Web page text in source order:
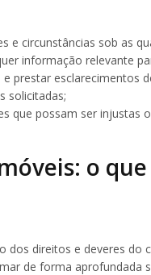
e circunstâncias sob as
informação relevante
prestar esclarecimentos
solicitadas;
que possam ser injustas
o
dos direitos e deveres
de forma aprofundada